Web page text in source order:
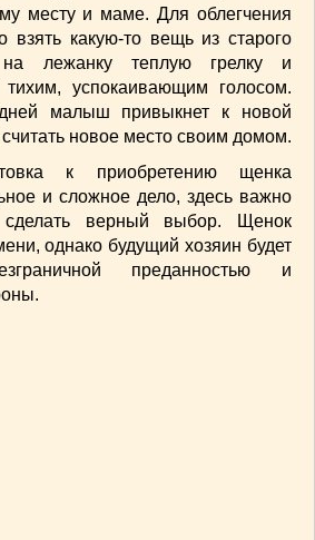
месту и маме. Для облегчения
взять какую-то вещь из старого
лежанку теплую грелку и
успокаивающим голосом.
малыш привыкнет к новой
считать новое место своим домом.
к приобретению щенка
и сложное дело, здесь важно
верный выбор. Щенок
однако будущий хозяин будет
преданностью и